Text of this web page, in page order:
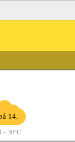
14.
~ 30°C